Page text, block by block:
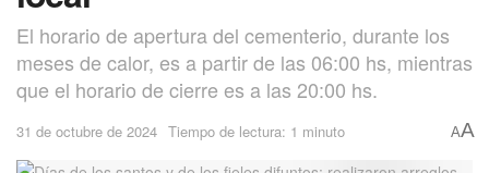
El horario de apertura del cementerio, durante los
meses de calor, es a partir de las 06:00 hs, mientras
que el horario de cierre es a las 20:00 hs.
31 de octubre de 2024 Tiempo de lectura: 1 minuto AA